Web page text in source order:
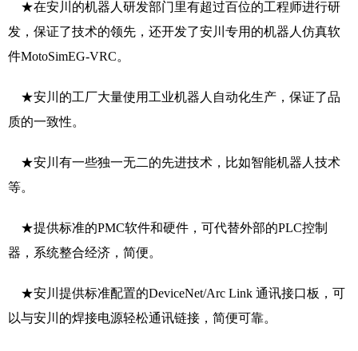
★在安川的机器人研发部门里有超过百位的工程师进行研
发，保证了技术的领先，还开发了安川专用的机器人仿真软
件MotoSimEG-VRC。
★安川的工厂大量使用工业机器人自动化生产，保证了品
质的一致性。
★安川有一些独一无二的先进技术，比如智能机器人技术
等。
★提供标准的PMC软件和硬件，可代替外部的PLC控制
器，系统整合经济，简便。
★安川提供标准配置的DeviceNet/Arc Link 通讯接口板，可
以与安川的焊接电源轻松通讯链接，简便可靠。